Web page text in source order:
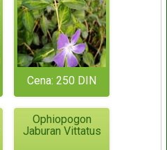
Cena: 250 DIN
Ophiopogon
Jaburan Vittatus